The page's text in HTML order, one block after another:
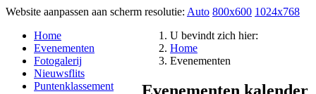
Website aanpassen aan scherm resolutie: Auto 800x600 1024x768
Home
Evenementen
Fotogalerij
Nieuwsflits
Puntenklassement
U bevindt zich hier:
Home
Evenementen